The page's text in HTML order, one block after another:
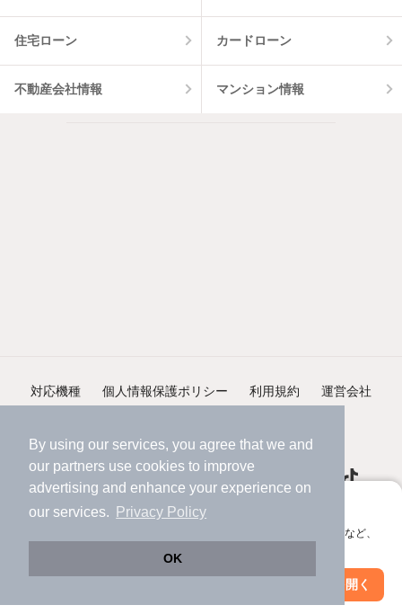
By using our services, you agree that we and
our partners use cookies to improve
advertising and enhance your experience on
our services.
Privacy Policy
OK
アプリに切り替えて、サクサクお部屋探し
会員登録なしですぐ使える。マップ検索やお気に入り保存など、
アプリを開く
絞り込み条件を変更
住宅ローン カードローン
不動産会社情報 マンション情報
対応機種 個人情報保護ポリシー 利用規約 運営会社
©NIFTY Lifestyle Co., Ltd.